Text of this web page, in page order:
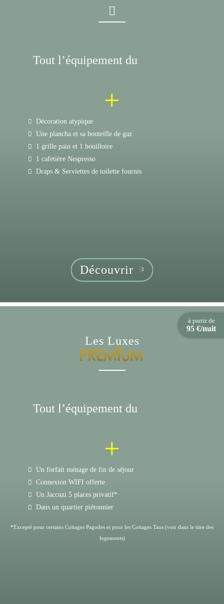
Découvrir
Tout l’équipement du
+
Décoration atypique
Une plancha et sa bouteille de gaz
1 grille pain et 1 bouilloire
1 cafetière Nespresso
Draps & Serviettes de toilette fournis
Les Luxes
Tout l’équipement du
+
Un forfait ménage de fin de séjour
Connexion WIFI offerte
Un Jaccuzi 5 places privatif*
Dans un quartier piétonnier
*Excepté pour certains Cottages Pagodes et pour les Cottages Taos (voir dans le titre des
logements)
à partir de
95 €/nuit